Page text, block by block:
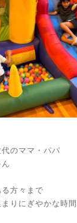
のママ・パパ
方々まで
りにぎやかな時間